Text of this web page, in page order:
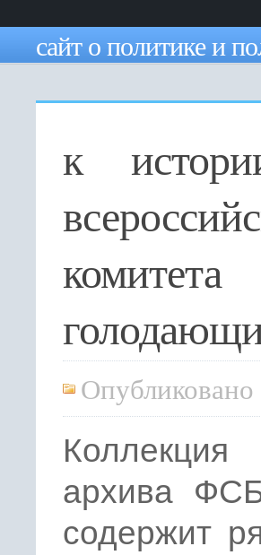
сайт о политике и
к
архива
содержит